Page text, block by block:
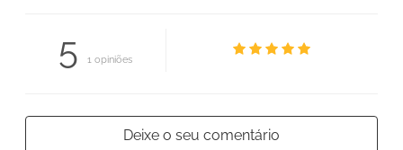
5 1 opiniões
Deixe o seu comentário